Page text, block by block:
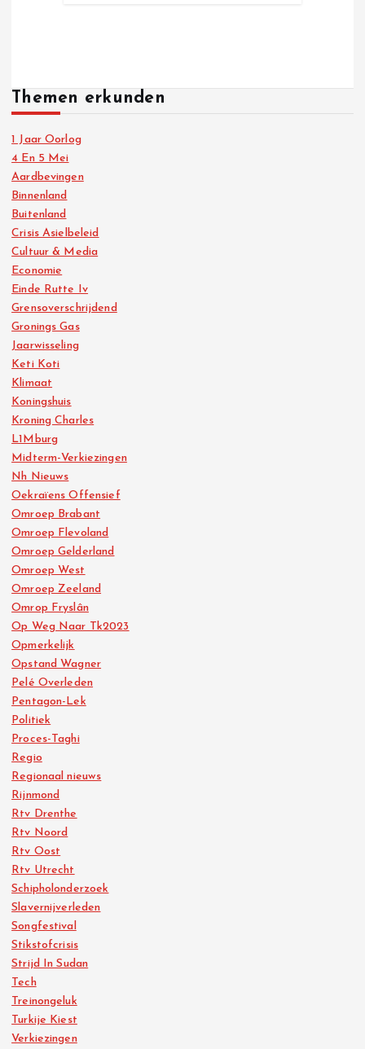
Themen erkunden
1 Jaar Oorlog
4 En 5 Mei
Aardbevingen
Binnenland
Buitenland
Crisis Asielbeleid
Cultuur & Media
Economie
Einde Rutte Iv
Grensoverschrijdend
Gronings Gas
Jaarwisseling
Keti Koti
Klimaat
Koningshuis
Kroning Charles
L1Mburg
Midterm-Verkiezingen
Nh Nieuws
Oekraïens Offensief
Omroep Brabant
Omroep Flevoland
Omroep Gelderland
Omroep West
Omroep Zeeland
Omrop Fryslân
Op Weg Naar Tk2023
Opmerkelijk
Opstand Wagner
Pelé Overleden
Pentagon-Lek
Politiek
Proces-Taghi
Regio
Regionaal nieuws
Rijnmond
Rtv Drenthe
Rtv Noord
Rtv Oost
Rtv Utrecht
Schipholonderzoek
Slavernijverleden
Songfestival
Stikstofcrisis
Strijd In Sudan
Tech
Treinongeluk
Turkije Kiest
Verkiezingen